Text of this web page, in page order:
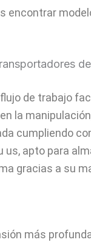
encontrar
de trabajo
la
cumpliendo
us, apto para
gracias a su
más